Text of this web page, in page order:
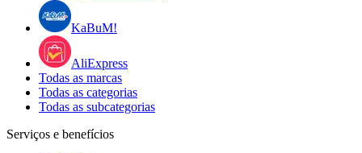
KaBuM!
AliExpress
Todas as marcas
Todas as categorias
Todas as subcategorias
Serviços e benefícios